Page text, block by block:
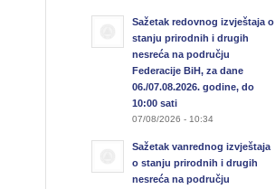
Sažetak redovnog izvještaja o
stanju prirodnih i drugih
nesreća na području
Federacije BiH, za dane
06./07.08.2026. godine, do
10:00 sati
07/08/2026 - 10:34
Sažetak vanrednog izvještaja
o stanju prirodnih i drugih
nesreća na području